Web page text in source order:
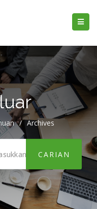
/ Archives